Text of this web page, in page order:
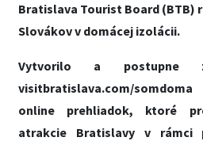
Bratislava Tourist Board (BTB)
Slovákov v domácej izolácii.
Vytvorilo a postupne
visitbratislava.com/
online prehliadok, ktoré
atrakcie Bratislavy v rámci